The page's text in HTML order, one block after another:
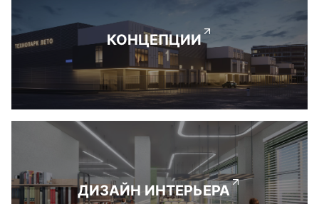
КОНЦЕПЦИИ
ДИЗАЙН ИНТЕРЬЕРА